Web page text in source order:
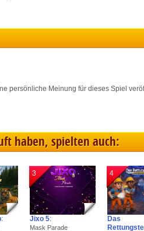
persönliche Meinung für dieses Spiel
haben, spielten auch:
:
3
Jixo 5:
Mask Parade
4
Das
and communicate privacy choices